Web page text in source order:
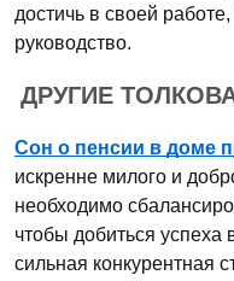
достичь в своей
руководство.
ДРУГИЕ
Сон о пенсии в доме
искренне милого и
необходимо
чтобы добиться успеха
сильная конкурентная